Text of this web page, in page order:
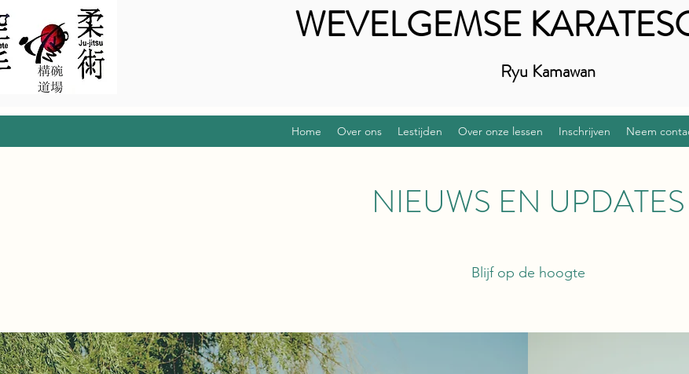
WEVELGEMSE
Ryu Kamawan
Home Over ons Lestijden Over onze lessen Inschrijven Neem
NIEUWS EN UPDATES
Blijf op de hoogte